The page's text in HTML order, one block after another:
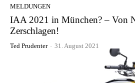
MELDUNGEN
IAA 2021 in München? – Von
Zerschlagen!
Ted Prudenter - 31. August 2021